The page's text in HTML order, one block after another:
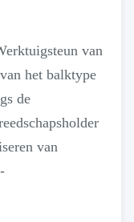
van
het balktype
de
van